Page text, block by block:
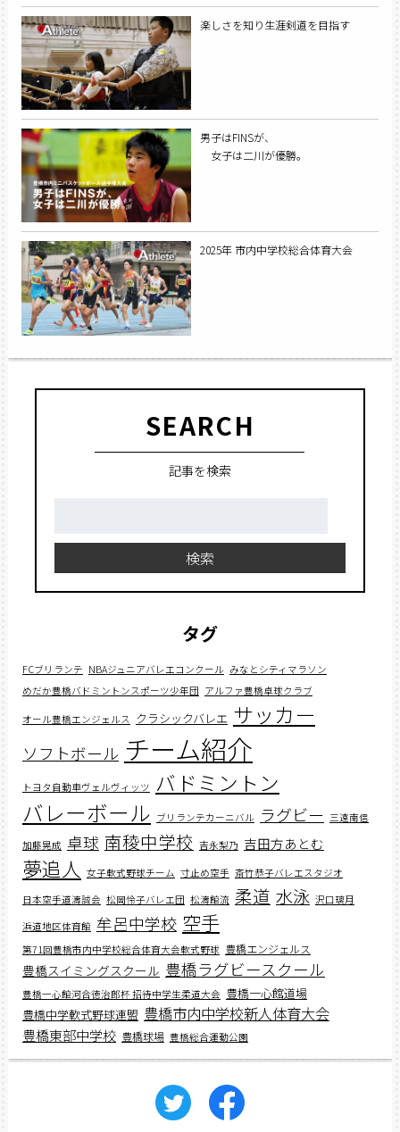
楽しさを知り生涯剣道を目指す
男子はFINSが、
女子は二川が優勝。
2025年 市内中学校総合体育大会
SEARCH
記事を検索
検索
タグ
FCブリランテ NBAジュニアバレエコンクール みなとシティマラソン
めだか豊橋バドミントンスポーツ少年団 アルファ豊橋卓球クラブ
オール豊橋エンジェルス クラシックバレエ サッカー
ソフトボール チーム紹介
トヨタ自動車ヴェルヴィッツ バドミントン
バレーボール ブリランテカーニバル ラグビー 三遠南信
加藤晃成 卓球 南稜中学校 吉永梨乃 吉田方あとむ
夢追人 女子軟式野球チーム 寸止め空手 斎竹恭子バレエスタジオ
日本空手道濤誠会 松岡怜子バレエ団 松濤館流 柔道 水泳 沢口璃月
浜道地区体育館 牟呂中学校 空手
第71回豊橋市内中学校総合体育大会軟式野球 豊橋エンジェルス
豊橋スイミングスクール 豊橋ラグビースクール
豊橋一心館河合徳治郎杯 招待中学生柔道大会 豊橋一心館道場
豊橋中学軟式野球連盟 豊橋市内中学校新人体育大会
豊橋東部中学校 豊橋球場 豊橋総合運動公園